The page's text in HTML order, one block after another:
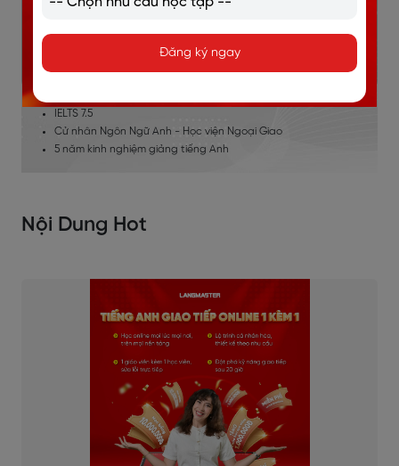
TÁC GIẢ: MS. NGUYỄN THỊ NGỌC LINH
IELTS 7.5
Cử nhân Ngôn Ngữ Anh - Học viện Ngoại Giao
5 năm kinh nghiệm giảng tiếng Anh
Nội Dung Hot
Đăng ký ngay